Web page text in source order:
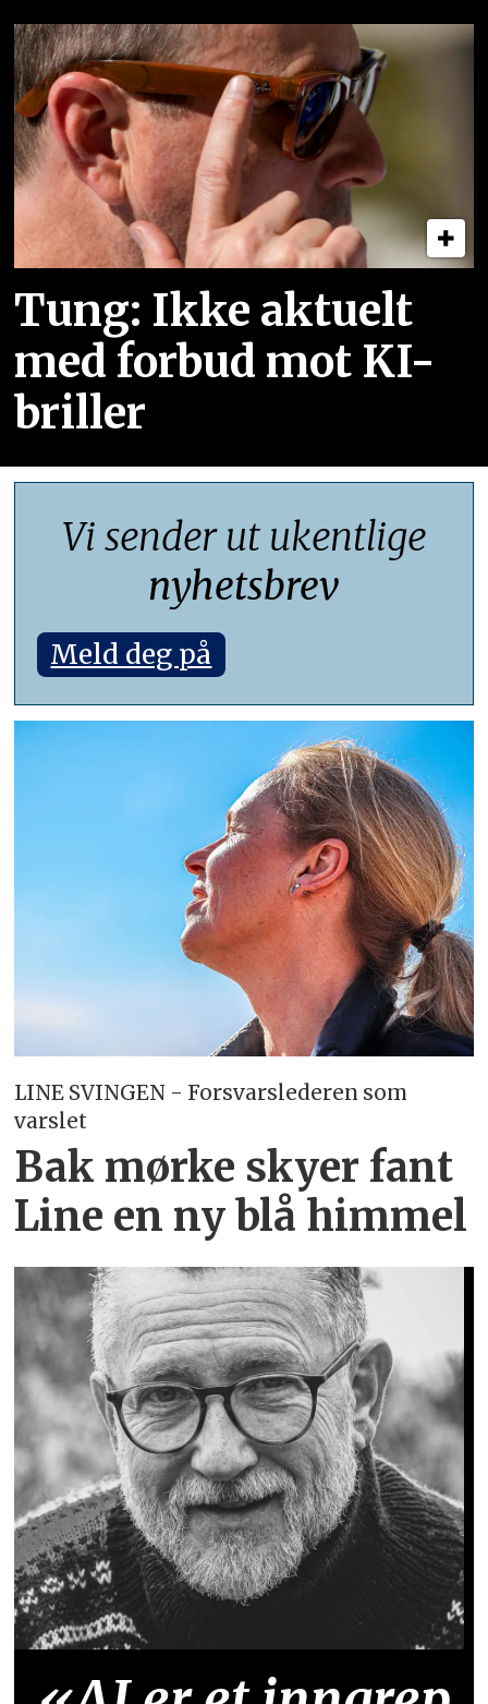
Tung: Ikke aktuelt
med forbud mot KI-
briller
Vi sender ut ukentlige
nyhetsbrev
Meld deg på
LINE SVINGEN - Forsvarslederen som
varslet
Bak mørke skyer fant
Line en ny blå himmel